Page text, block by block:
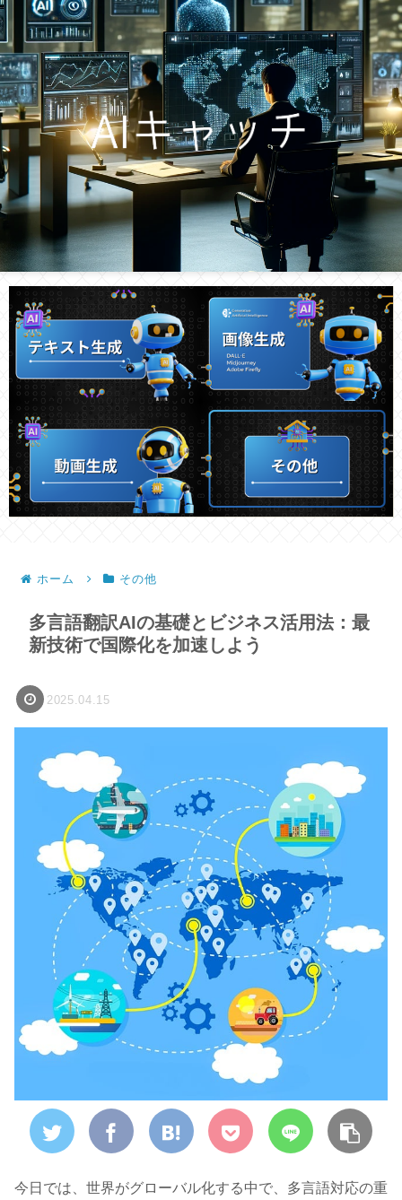
ホーム その他
多言語翻訳AIの基礎とビジネス活用法：最
新技術で国際化を加速しよう
2025.04.15
今日では、世界がグローバル化する中で、多言語対応の重